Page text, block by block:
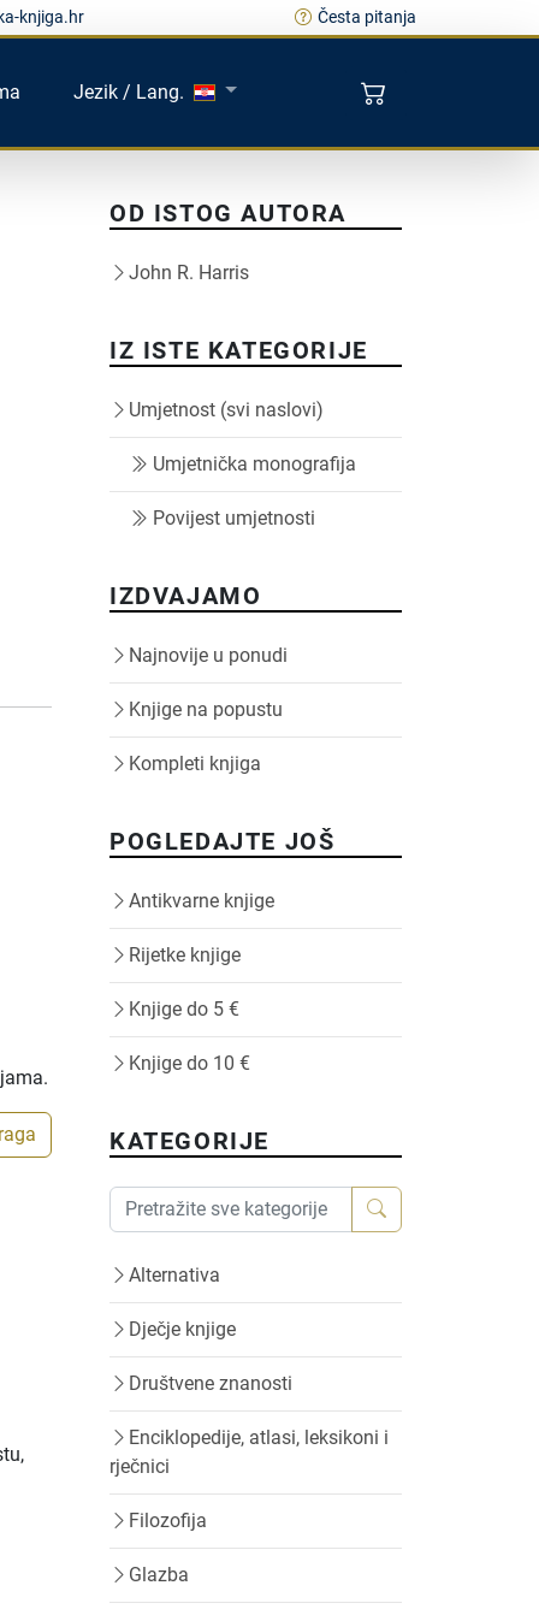
knjiga.hr Česta pitanja
Jezik / Lang.
OD ISTOG AUTORA
John R. Harris
IZ ISTE KATEGORIJE
Umjetnost (svi naslovi)
Umjetnička monografija
Povijest umjetnosti
IZDVAJAMO
Najnovije u ponudi
Knjige na popustu
Kompleti knjiga
POGLEDAJTE JOŠ
Antikvarne knjige
Rijetke knjige
Knjige do 5 €
Knjige do 10 €
KATEGORIJE
Alternativa
Dječje knjige
Društvene znanosti
Enciklopedije, atlasi, leksikoni i
rječnici
Filozofija
Glazba